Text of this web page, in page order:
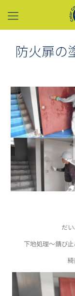
防火扉の
だ
下地処理〜錆び